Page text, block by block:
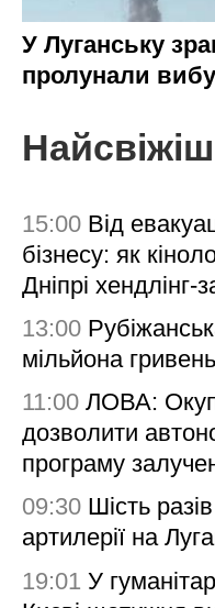
У Луганську
пролунали
15:00 Від
бізнесу: як
Дніпрі хендлінг-
13:00
мільйона
11:00 ЛОВА:
дозволити
програму
09:30 Шість
артилерії на
19:01 У